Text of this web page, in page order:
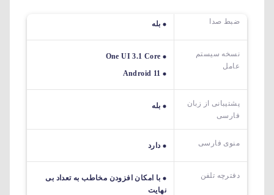
ضبط صدا بله
نسخه سیستم
عامل
One UI 3.1 Core
Android 11
پشتیبانی از زبان
فارسی
بله
منوی فارسی دارد
دفترچه تلفن
با امکان افزودن مخاطب به تعداد بی
نهایت